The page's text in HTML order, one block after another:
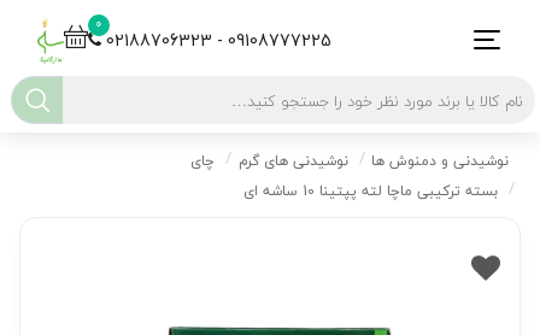
0
02188706323 - 09108777225
نوشیدنی و دمنوش ها نوشیدنی های گرم
چای
بسته ترکیبی ماچا لته پپتینا 10 ساشه ای